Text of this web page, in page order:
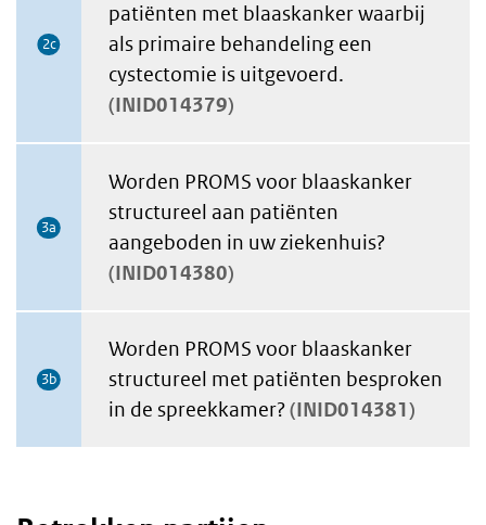
2c
patiënten met blaaskanker waarbij
als primaire behandeling een
cystectomie is uitgevoerd.
INID014379
3a
Worden PROMS voor blaaskanker
structureel aan patiënten
aangeboden in uw ziekenhuis?
INID014380
3b
Worden PROMS voor blaaskanker
structureel met patiënten besproken
in de spreekkamer? INID014381